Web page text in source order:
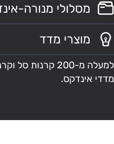
מסלולי מנורה-
מוצרי מדד
למעלה מ-200
מדדי אינדקס.